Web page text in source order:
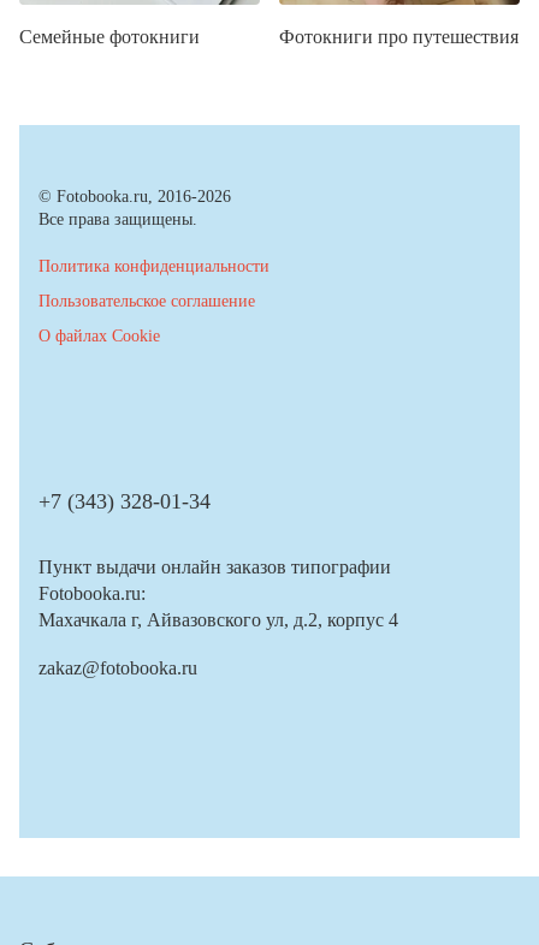
Семейные фотокниги Фотокниги про путешествия
© Fotobooka.ru, 2016-2026
Все права защищены.
Политика конфиденциальности
Пользовательское соглашение
О файлах Cookie
+7 (343) 328-01-34
Пункт выдачи онлайн заказов типографии
Fotobooka.ru:
Махачкала г, Айвазовского ул, д.2, корпус 4
zakaz@fotobooka.ru